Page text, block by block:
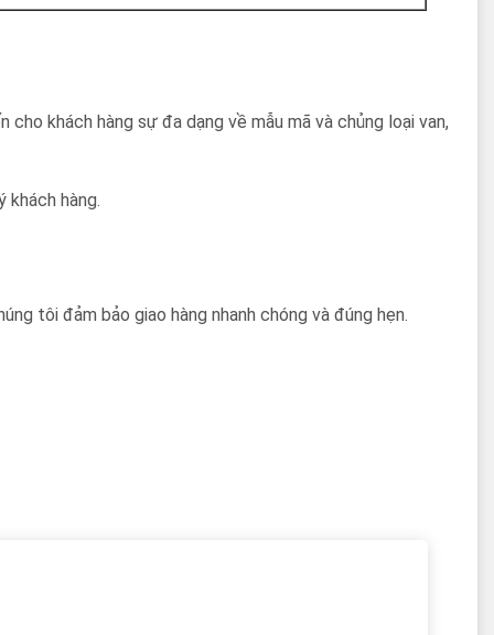
khách hàng sự đa dạng về mẫu mã và chủng loại van,
khách hàng.
tôi đảm bảo giao hàng nhanh chóng và đúng hẹn.